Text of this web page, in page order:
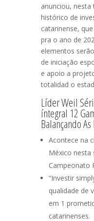
anunciou,
histórico de
catarinense,
pra o ano de
elementos
de iniciação
e apoio a
totalidad o
Líder Weil
íntegral 12
Balançando
Acontece na
México nesta
Campeonato
“Investir
qualidade de
em 1
catarinenses.